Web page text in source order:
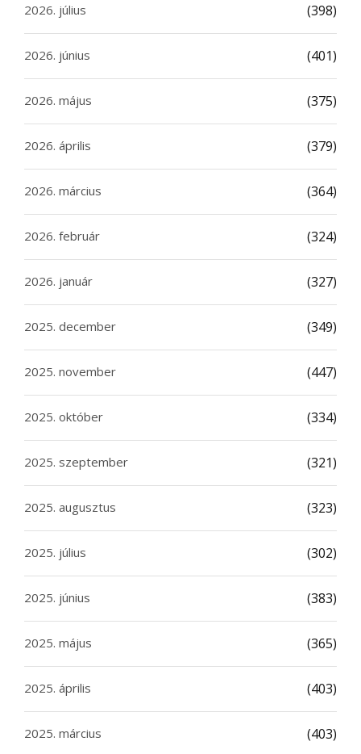
2026. július (398)
2026. június (401)
2026. május (375)
2026. április (379)
2026. március (364)
2026. február (324)
2026. január (327)
2025. december (349)
2025. november (447)
2025. október (334)
2025. szeptember (321)
2025. augusztus (323)
2025. július (302)
2025. június (383)
2025. május (365)
2025. április (403)
2025. március (403)